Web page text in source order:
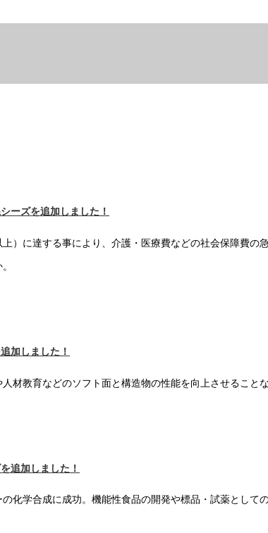
ーズを追加しました！
）に達する事により、介護・医療費などの社会保障費
加しました！
教育などのソフト面と構造物の性能を向上させること
追加しました！
の化学合成に成功。機能性食品の開発や標品・試薬